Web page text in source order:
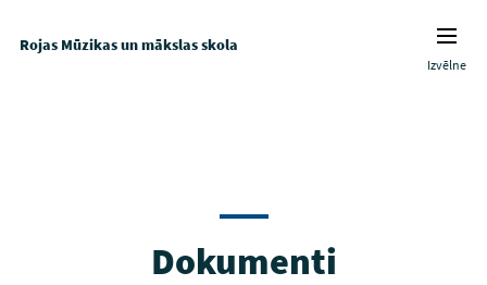
Rojas Mūzikas un mākslas skola
Izvēlne
Dokumenti